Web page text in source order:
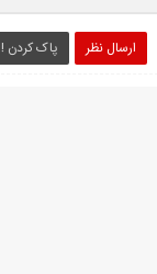
ارسال نظر پاک کردن !